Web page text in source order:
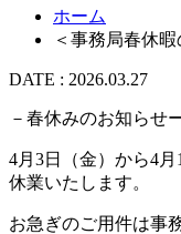
ホーム
＜事務局春休暇
DATE : 2026.03.27
－春休みのお知らせ
4月3日（金）から4
休業いたします。
お急ぎのご用件は事